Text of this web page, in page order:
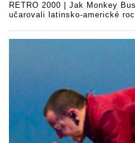
RETRO 2000 | Jak Monkey
učarovali latinsko-americké